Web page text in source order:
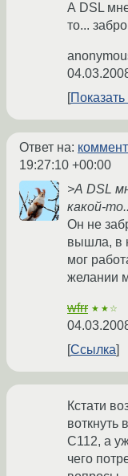
А DSL
то...
Показать
Ответ на:
19:27:10 +00:00
>А DSL
какой-
Он не
вышла, в
мог
желании
wfrr ★★☆
Ссылка
Кстати
воткнуть
C112, а
чего